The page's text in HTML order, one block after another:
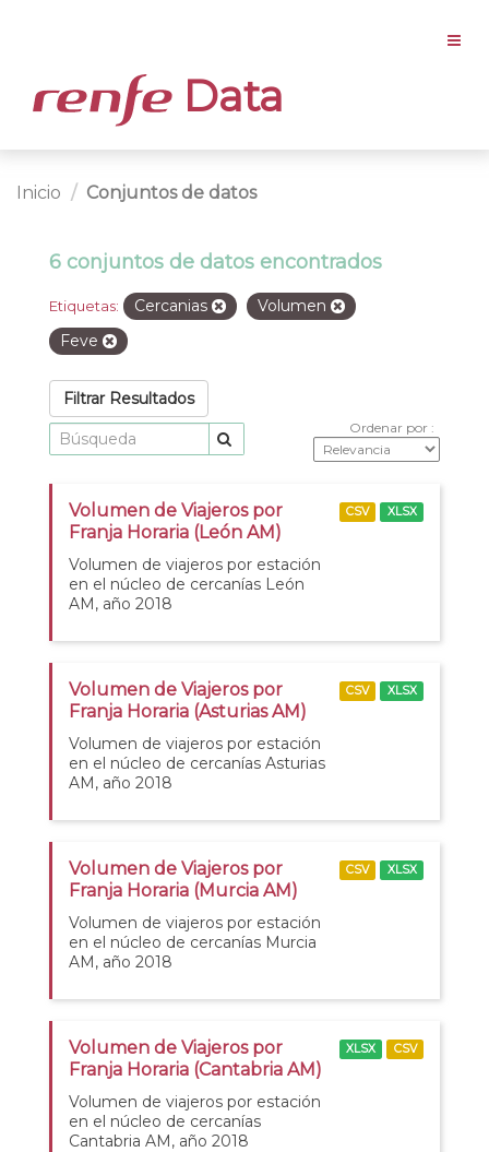
Data
Inicio Conjuntos de datos
6 conjuntos de datos encontrados
Etiquetas: Cercanias
Volumen
Feve
Filtrar Resultados
Ordenar por
Volumen de Viajeros por
Franja Horaria (León AM)
Volumen de viajeros por estación
en el núcleo de cercanías León
AM, año 2018
CSV XLSX
Volumen de Viajeros por
Franja Horaria (Asturias AM)
Volumen de viajeros por estación
en el núcleo de cercanías Asturias
AM, año 2018
CSV XLSX
Volumen de Viajeros por
Franja Horaria (Murcia AM)
Volumen de viajeros por estación
en el núcleo de cercanías Murcia
AM, año 2018
CSV XLSX
Volumen de Viajeros por
Franja Horaria (Cantabria AM)
Volumen de viajeros por estación
en el núcleo de cercanías
Cantabria AM, año 2018
XLSX CSV